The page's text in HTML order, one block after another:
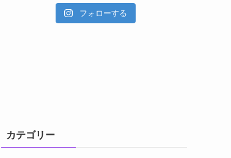
フォローする
カテゴリー